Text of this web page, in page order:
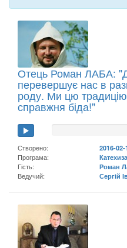
Отець Роман ЛАБА:
перевершує нас в
роду. Ми цю
справжня біда!"
Створено:
2016-
Програма:
Катехиза
Гість:
Роман
Ведучий:
Сергій